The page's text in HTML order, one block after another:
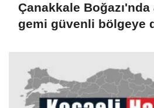
Çanakkale Boğazı'nda
gemi güvenli bölgeye